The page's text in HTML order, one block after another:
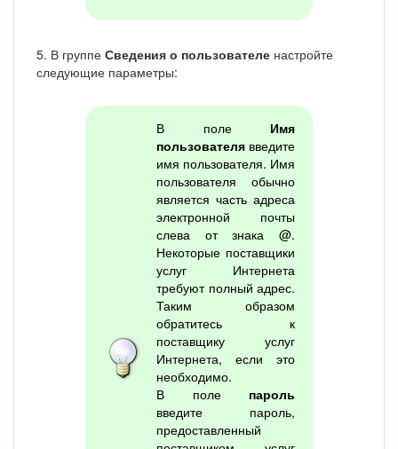
5. В группе Сведения о пользователе настройте
следующие параметры:
В поле Имя
пользователявведите
имя пользователя. Имя
пользователя обычно
является часть адреса
электронной почты
слева от знака @.
Некоторые поставщики
услуг Интернета
требуют полный адрес.
Таким образом
обратитесь к
поставщику услуг
Интернета, если это
необходимо.
В поле пароль
введите пароль,
предоставленный